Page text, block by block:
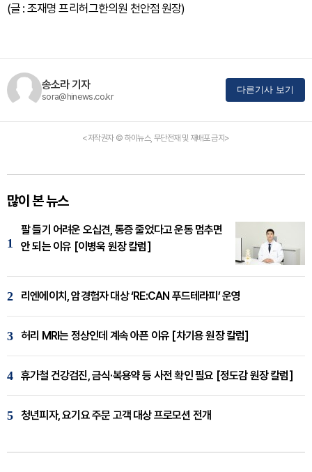
(글 : 조재명 프리허그한의원 천안점 원장)
송소라 기자
sora@hinews.co.kr
다른기사 보기
<저작권자 © 하이뉴스, 무단전재 및 재배포 금지>
많이 본 뉴스
1
팔 들기 어려운 오십견, 통증 줄었다고 운동 멈추면
안 되는 이유 [이병욱 원장 칼럼]
2 리엔에이치, 암경험자 대상 ‘RE:CAN 푸드테라피’ 운영
3 허리 MRI는 정상인데 계속 아픈 이유 [차기용 원장 칼럼]
4 휴가철 건강검진, 금식·복용약 등 사전 확인 필요 [정도감 원장 칼럼]
5 청년피자, 요기요 주문 고객 대상 프로모션 전개